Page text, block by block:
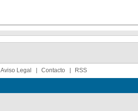
Aviso Legal Contacto RSS